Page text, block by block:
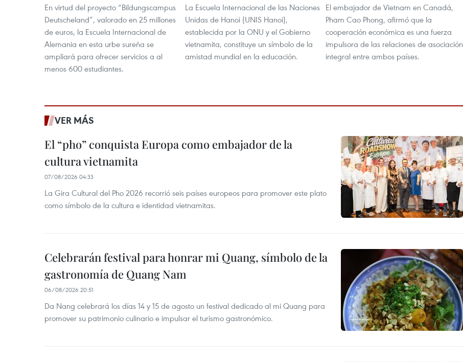
En virtud del proyecto “Bildungscampus
Deutscheland”, valorado en 25 millones
de euros, la Escuela Internacional de
Alemania en esta urbe sureña se
ampliará para ofrecer servicios a al
menos 600 estudiantes.
La Escuela Internacional de las Naciones
Unidas de Hanoi (UNIS Hanoi),
establecida por la ONU y el Gobierno
vietnamita, constituye un símbolo de la
amistad mundial en la educación.
El embajador de Vietnam en Canadá,
Pham Cao Phong, afirmó que la
cooperación económica es una fuerza
impulsora de las relaciones de asociación
integral entre ambos países.
VER MÁS
El “pho” conquista Europa como embajador de la
cultura vietnamita
07/08/2026 04:33
La Gira Cultural del Pho 2026 recorrió seis países europeos para promover este plato
como símbolo de la cultura e identidad vietnamitas.
Celebrarán festival para honrar mi Quang, símbolo de la
gastronomía de Quang Nam
06/08/2026 20:51
Da Nang celebrará los días 14 y 15 de agosto un festival dedicado al mi Quang para
promover su patrimonio culinario e impulsar el turismo gastronómico.